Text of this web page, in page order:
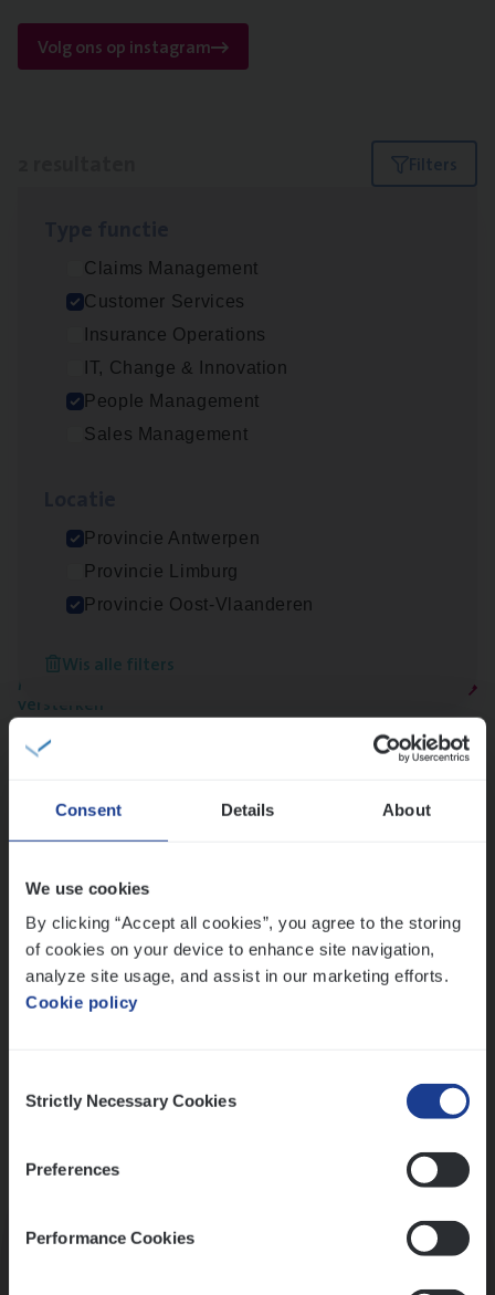
Consent Details About
We use cookies
By clicking “Accept all cookies”, you agree to the storing
of cookies on your device to enhance site navigation,
analyze site usage, and assist in our marketing efforts.
Cookie policy
Selection
Strictly Necessary Cookies
Preferences
Performance Cookies
Volg ons op instagram
Filters
Claims Management
Customer Services
Insurance Operations
IT, Change & Innovation
People Management
Sales Management
Provincie Antwerpen
Provincie Limburg
Provincie Oost-Vlaanderen
Wis alle filters
Cus­to­mer Care Expert
Hospitalisatieverzekeringen
Customer Services
Antwerpen
Antwerpen
Meer dan collega’s: hoe Julie en Aurélie elkaar
versterken
Mathias houdt van diepgaande dossiers én droge
humor
Thalia zoekt graag oplossingen, in games én op het
werk
Ons sollicitatieproces